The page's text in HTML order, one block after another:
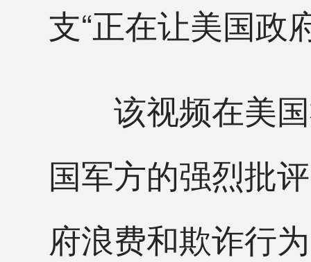
支“正在让美国政
该视频在美国
国军方的强烈批
府浪费和欺诈行